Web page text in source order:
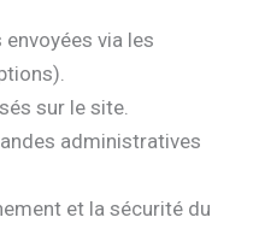
via les
sur le site.
administratives
et la sécurité du